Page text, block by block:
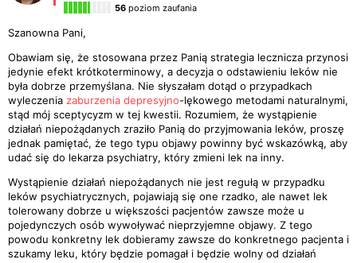
56 poziom zaufania
Szanowna Pani,
Obawiam się, że stosowana przez Panią strategia lecznicza przynosi
jedynie efekt krótkoterminowy, a decyzja o odstawieniu leków nie
była dobrze przemyślana. Nie słyszałam dotąd o przypadkach
wyleczenia zaburzenia depresyjno-lękowego metodami naturalnymi,
stąd mój sceptycyzm w tej kwestii. Rozumiem, że wystąpienie
działań niepożądanych zraziło Panią do przyjmowania leków, proszę
jednak pamiętać, że tego typu objawy powinny być wskazówką, aby
udać się do lekarza psychiatry, który zmieni lek na inny.
Wystąpienie działań niepożądanych nie jest regułą w przypadku
leków psychiatrycznych, pojawiają się one rzadko, ale nawet lek
tolerowany dobrze u większości pacjentów zawsze może u
pojedynczych osób wywoływać nieprzyjemne objawy. Z tego
powodu konkretny lek dobieramy zawsze do konkretnego pacjenta i
szukamy leku, który będzie pomagał i będzie wolny od działań